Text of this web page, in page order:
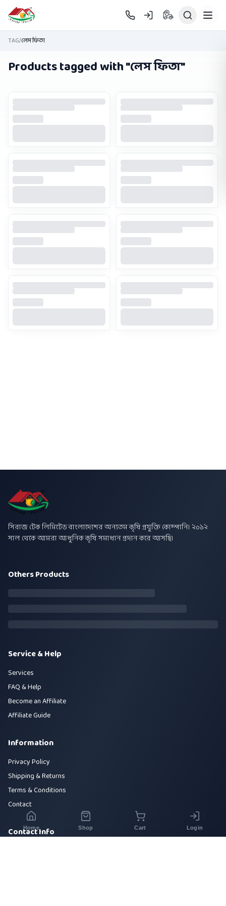
Skip to main content
TAG/লেস ফিতা
Products tagged with "লেস ফিতা"
সিরাজ টেক লিমিটেড বাংলাদেশের অন্যতম কৃষি প্রযুক্তি কোম্পানি। ২০১২
সাল থেকে আমরা আধুনিক কৃষি সমাধান প্রদান করে আসছি।
Others Products
Service & Help
Services
FAQ & Help
Become an Affiliate
Affiliate Guide
Information
Privacy Policy
Shipping & Returns
Terms & Conditions
Contact
Contact Info
Home Shop Cart Login